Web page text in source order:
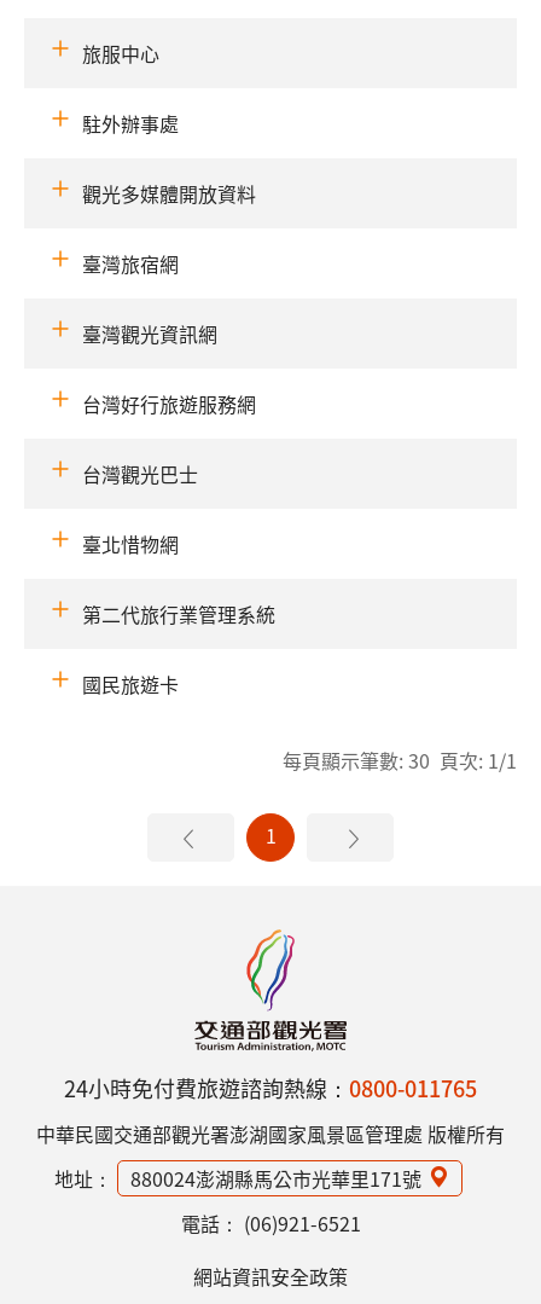
旅服中心
駐外辦事處
觀光多媒體開放資料
臺灣旅宿網
臺灣觀光資訊網
台灣好行旅遊服務網
台灣觀光巴士
臺北惜物網
第二代旅行業管理系統
國民旅遊卡
每頁顯示筆數: 30 頁次: 1/1
1
24小時免付費旅遊諮詢熱線： 0800-011765
中華民國交通部觀光署澎湖國家風景區管理處 版權所有
地址：
880024澎湖縣馬公市光華里171號
電話： (06)921-6521
網站資訊安全政策